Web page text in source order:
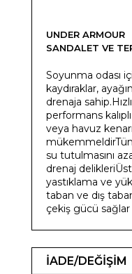
UNDER ARMOUR
SANDALET VE
Soyunma odası
kaydıraklar,
drenaja
performans
veya havuz
su tutulmasını
drenaj
yastıklama ve
taban ve dış
çekiş gücü sağlar
İADE/DEĞİŞİM